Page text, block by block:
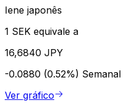
Iene japonês
1 SEK equivale a
16,6840 JPY
-0.0880 (0.52%) Semanal
Ver gráfico